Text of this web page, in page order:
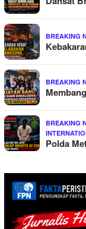
BREAKING
BREAKING
BREAKING
Polda